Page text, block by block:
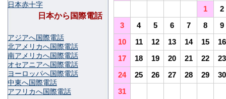
1
2
3
4 5 6 7 8
9
10
11 12 13 14 15
16
17
18 19 20 21 22
23
24
25 26 27 28 29
30
31
日本赤十字
日本から国際電話
アジアへ国際電話
北アメリカへ国際電話
南アメリカへ国際電話
オセアニアへ国際電話
ヨーロッパへ国際電話
中東へ国際電話
アフリカへ国際電話